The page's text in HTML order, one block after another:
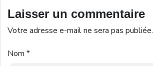
Laisser un commentaire
Votre adresse e-mail ne sera pas publiée.
Nom *